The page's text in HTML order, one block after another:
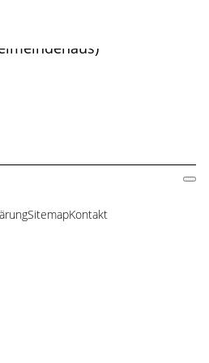
Baumgarte
SitemapKontakt